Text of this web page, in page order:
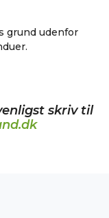
grund udenfor
skriv til